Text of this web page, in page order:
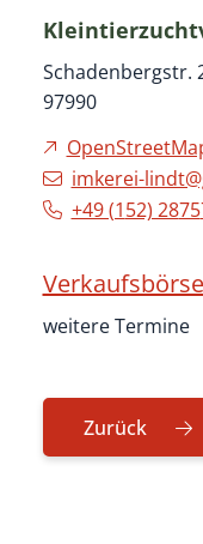
Schadenbergstr.
97990
imkerei-
+49 (152) 2875
Verkaufsbörse
weitere Termine
Zurück